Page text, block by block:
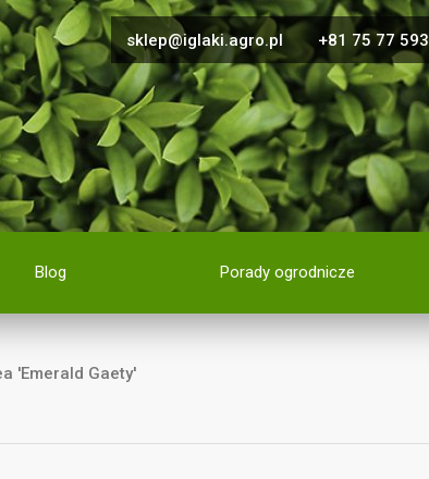
sklep@iglaki.agro.pl +81 75 77 593
Blog Porady ogrodnicze
'Emerald Gaety'